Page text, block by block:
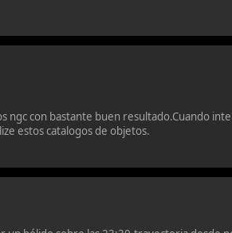
ngc con bastante buen resultado.Cuando
estos catalogos de objetos.